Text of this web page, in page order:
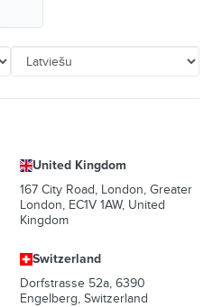
United Kingdom
167 City Road, London, Greater
London, EC1V 1AW, United
Kingdom
Switzerland
Dorfstrasse 52a, 6390
Engelberg, Switzerland